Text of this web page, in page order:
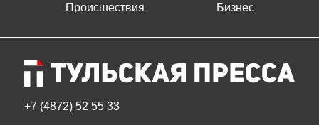
Происшествия
Бизнес
+7 (4872) 52 55 33